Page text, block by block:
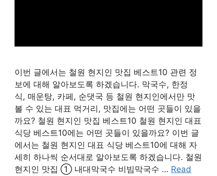
이번 글에서는 철원 현지인 맛집 베스트10 관련 정
보에 대해 알아보도록 하겠습니다. 막국수, 한정
식, 매운탕, 카페, 순댓국 등 철원 현지인에서만 맛
볼 수 있는 대표 먹거리, 맛집에는 어떤 곳들이 있을
까요? 철원 현지인 맛집 베스트10 철원 현지인 대표
식당 베스트10에는 어떤 곳들이 있을까요? 이번 글
에서는 철원 현지인 대표 식당 베스트10에 대해 자
세히 하나씩 순서대로 알아보도록 하겠습니다. 철원
현지인 맛집 ① 내대막국수 비빔막국수 … Read